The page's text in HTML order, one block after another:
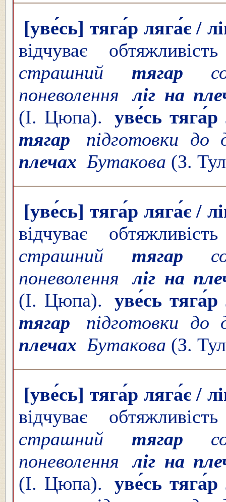
[уве́сь] тяга́р ляга́є /
відчуває
страшний
тягар
поневолення
ліг на
(І. Цюпа).
уве́сь
тягар
підготовки до
плечах Бутакова (З.
[уве́сь] тяга́р ляга́є /
відчуває
страшний
тягар
поневолення
ліг на
(І. Цюпа).
уве́сь
тягар
підготовки до
плечах Бутакова (З.
[уве́сь] тяга́р ляга́є /
відчуває
страшний
тягар
поневолення
ліг на
(І. Цюпа).
уве́сь